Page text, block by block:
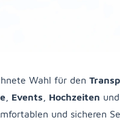
Wahl für den
Events Hochzeiten
und sicheren